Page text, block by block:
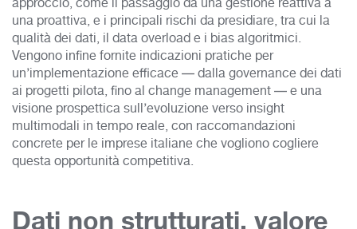
una proattiva, e i principali rischi da presidiare, tra cui la
qualità dei dati, il data overload e i bias algoritmici.
Vengono infine fornite indicazioni pratiche per
un’implementazione efficace — dalla governance dei dati
ai progetti pilota, fino al change management — e una
visione prospettica sull’evoluzione verso insight
multimodali in tempo reale, con raccomandazioni
concrete per le imprese italiane che vogliono cogliere
questa opportunità competitiva.